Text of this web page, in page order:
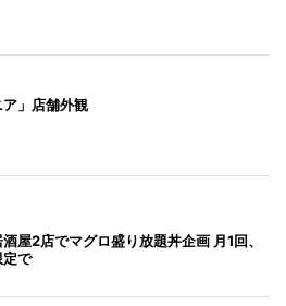
ア」店舗外観
屋2店でマグロ盛り放題丼企画 月1回、
定で